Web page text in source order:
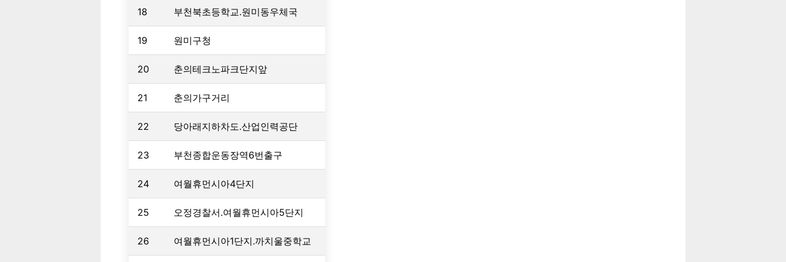
18 부천북초등학교.원미동우체국
19 원미구청
20 춘의테크노파크단지앞
21 춘의가구거리
22 당아래지하차도.산업인력공단
23 부천종합운동장역6번출구
24 여월휴먼시아4단지
25 오정경찰서.여월휴먼시아5단지
26 여월휴먼시아1단지.까치울중학교